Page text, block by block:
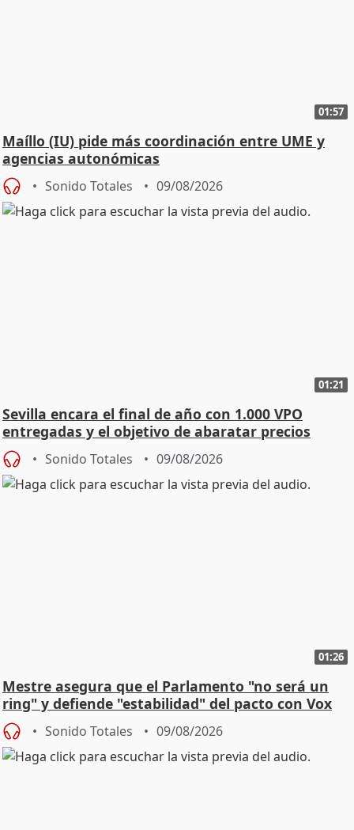
01:57
Maíllo (IU) pide más coordinación entre UME y
agencias autonómicas
Sonido Totales 09/08/2026
01:21
Sevilla encara el final de año con 1.000 VPO
entregadas y el objetivo de abaratar precios
Sonido Totales 09/08/2026
01:26
Mestre asegura que el Parlamento "no será un
ring" y defiende "estabilidad" del pacto con Vox
Sonido Totales 09/08/2026